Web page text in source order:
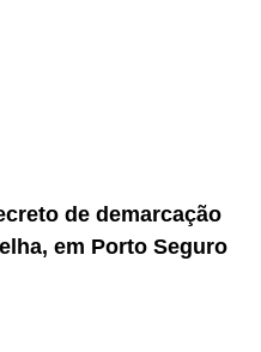
de demarcação
em Porto Seguro